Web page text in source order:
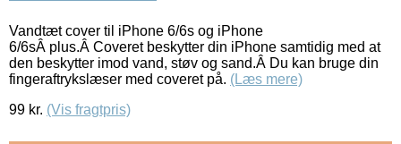
Vandtæt cover til iPhone 6/6s og iPhone
6/6sÂ plus.Â Coveret beskytter din iPhone samtidig med at
den beskytter imod vand, støv og sand.Â Du kan bruge din
fingeraftrykslæser med coveret på. (Læs mere)
99 kr. (Vis fragtpris)